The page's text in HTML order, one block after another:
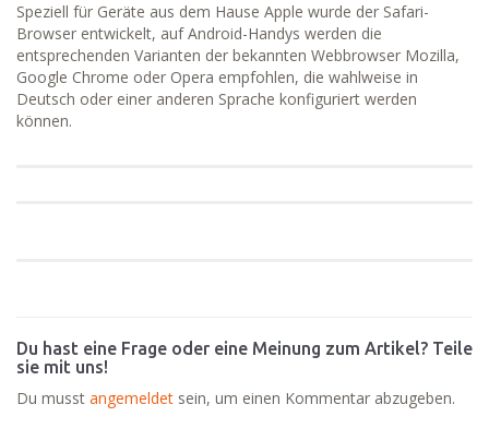
Speziell für Geräte aus dem Hause Apple wurde der Safari-
Browser entwickelt, auf Android-Handys werden die
entsprechenden Varianten der bekannten Webbrowser Mozilla,
Google Chrome oder Opera empfohlen, die wahlweise in
Deutsch oder einer anderen Sprache konfiguriert werden
können.
Du hast eine Frage oder eine Meinung zum Artikel? Teile
sie mit uns!
Du musst angemeldet sein, um einen Kommentar abzugeben.